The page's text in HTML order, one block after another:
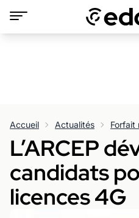
Accueil Actualités Forfait
L’ARCEP
candidats
licences 4G